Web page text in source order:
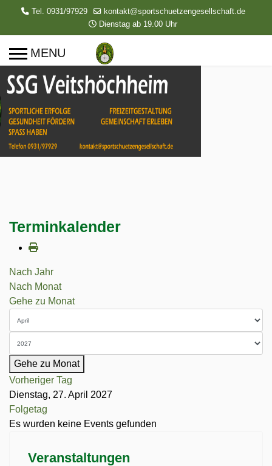
Tel. 0931/97929
kontakt@sportschuetzengesellschaft.de
Dienstag ab 19.00 Uhr
Terminkalender
Nach Jahr
Nach Monat
Gehe zu Monat
Gehe zu Monat
Vorheriger Tag
Dienstag, 27. April 2027
Folgetag
Es wurden keine Events gefunden
Veranstaltungen